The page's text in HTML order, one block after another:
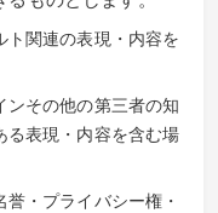
ト関連の表現・内容を
その他の第三者の知
る表現・内容を含む場
・プライバシー権・